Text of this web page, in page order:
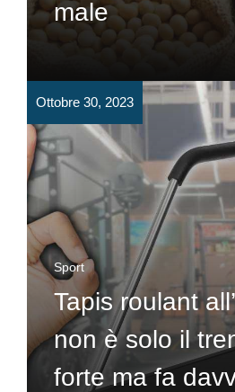
male
Ottobre 30, 2023
Sport
Tapis roulant
non è solo il
forte ma fa